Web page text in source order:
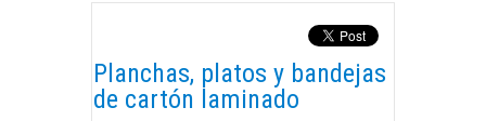
Planchas, platos y bandejas
de cartón laminado